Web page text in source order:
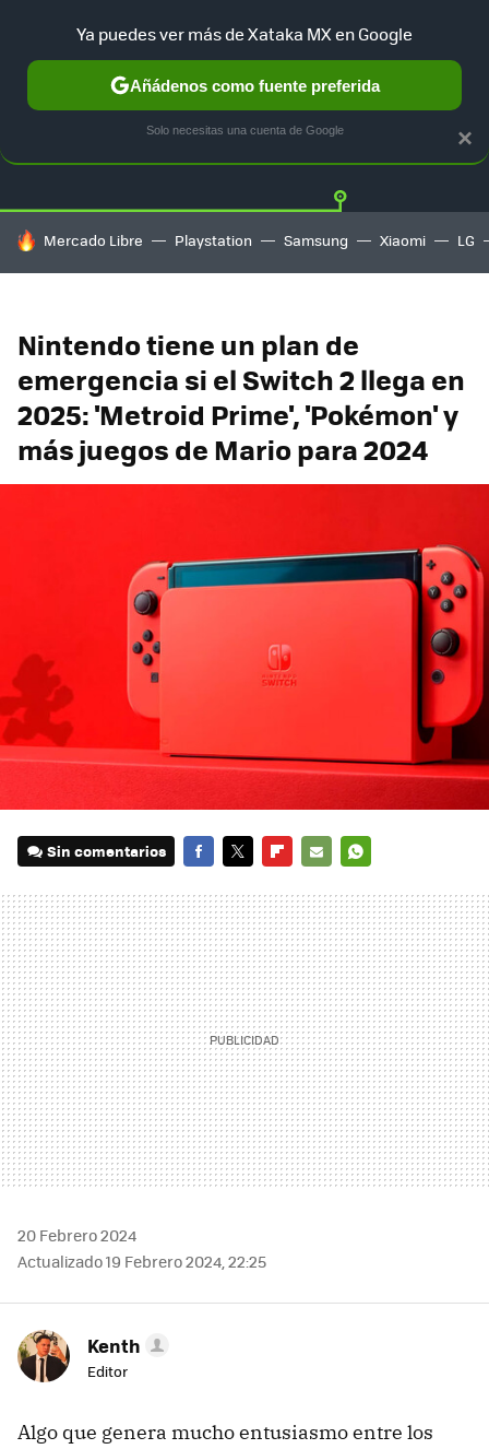
Twitter
HOY SE HABLA DE
Mercado Libre Playstation Samsung Xiaomi LG
Nintendo tiene un plan de
emergencia si el Switch 2 llega en
2025: 'Metroid Prime', 'Pokémon' y
más juegos de Mario para 2024
Sin comentarios
MAIL
20 Febrero 2024
Actualizado 19 Febrero 2024, 22:25
Kenth
Editor
Algo que genera mucho entusiasmo entre los
×
Ya puedes ver más de Xataka MX en Google
Añádenos como fuente preferida
Solo necesitas una cuenta de Google